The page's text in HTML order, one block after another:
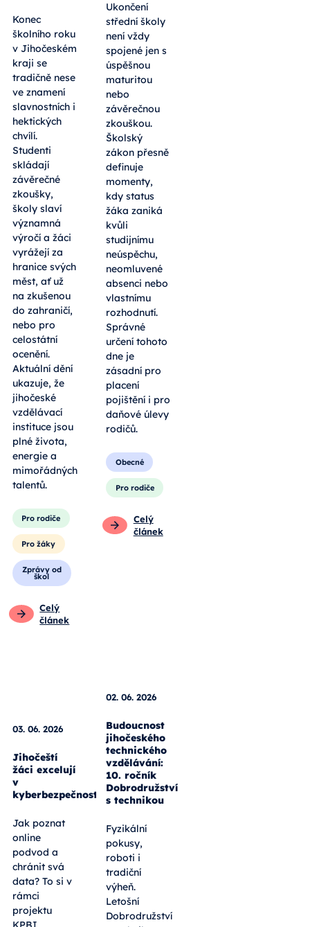
Konec
školního roku
v Jihočeském
kraji se
tradičně nese
ve znamení
slavnostních i
hektických
chvílí.
Studenti
skládají
závěrečné
zkoušky,
školy slaví
významná
výročí a žáci
vyrážejí za
hranice svých
měst, ať už
na zkušenou
do zahraničí,
nebo pro
celostátní
ocenění.
Aktuální dění
ukazuje, že
jihočeské
vzdělávací
instituce jsou
plné života,
energie a
mimořádných
talentů.
Pro rodiče
Pro žáky
Zprávy od
škol
Celý
článek
Ukončení
střední školy
není vždy
spojené jen s
úspěšnou
maturitou
nebo
závěrečnou
zkouškou.
Školský
zákon přesně
definuje
momenty,
kdy status
žáka zaniká
kvůli
studijnímu
neúspěchu,
neomluvené
absenci nebo
vlastnímu
rozhodnutí.
Správné
určení tohoto
dne je
zásadní pro
placení
pojištění i pro
daňové úlevy
rodičů.
Obecné
Pro rodiče
Celý
článek
03. 06. 2026
Jihočeští
žáci excelují
v
kyberbezpečnosti
Jak poznat
online
podvod a
chránit svá
data? To si v
rámci
projektu
02. 06. 2026
Budoucnost
technického
vzdělávání:
10. ročník
Dobrodružství
s technikou
Fyzikální
pokusy,